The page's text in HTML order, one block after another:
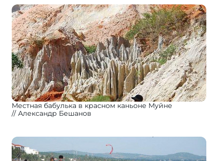
Местная бабулька в красном каньоне Муйне
Александр Бешанов